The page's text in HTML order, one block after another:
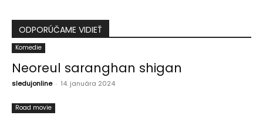
ODPORÚČAME VIDIEŤ
Komedie
Neoreul saranghan shigan
sledujonline - 14. januára 2024
Road movie